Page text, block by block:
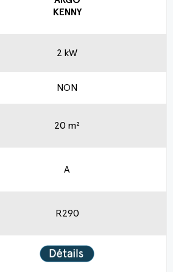
KENNY
2 kW
NON
20 m²
A
R290